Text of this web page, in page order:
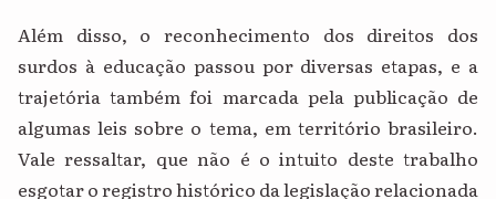
Além disso, o reconhecimento dos direitos dos
surdos à educação passou por diversas etapas, e a
trajetória também foi marcada pela publicação de
algumas leis sobre o tema, em território brasileiro.
Vale ressaltar, que não é o intuito deste trabalho
esgotar o registro histórico da legislação relacionada